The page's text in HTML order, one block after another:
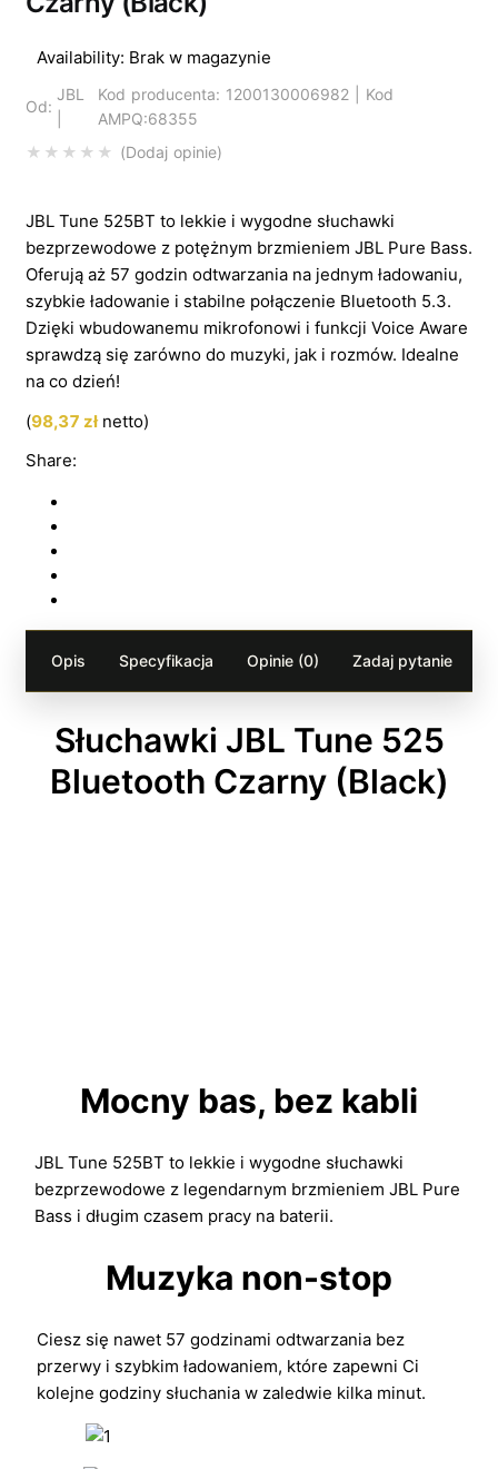
Dodaj opinie
Availability: Brak w magazynie
Od:
JBL
Kod producenta: 1200130006982 | Kod
AMPQ:68355
JBL Tune 525BT to lekkie i wygodne słuchawki
bezprzewodowe z potężnym brzmieniem JBL Pure Bass.
Oferują aż 57 godzin odtwarzania na jednym ładowaniu,
szybkie ładowanie i stabilne połączenie Bluetooth 5.3.
Dzięki wbudowanemu mikrofonowi i funkcji Voice Aware
sprawdzą się zarówno do muzyki, jak i rozmów. Idealne
na co dzień!
(98,37 złnetto)
Share:
Opis Specyfikacja Opinie (0) Zadaj pytanie
Słuchawki JBL Tune 525
Bluetooth Czarny (Black)
Mocny bas, bez kabli
JBL Tune 525BT to lekkie i wygodne słuchawki
bezprzewodowe z legendarnym brzmieniem JBL Pure
Bass i długim czasem pracy na baterii.
Muzyka non-stop
Ciesz się nawet 57 godzinami odtwarzania bez
przerwy i szybkim ładowaniem, które zapewni Ci
kolejne godziny słuchania w zaledwie kilka minut.